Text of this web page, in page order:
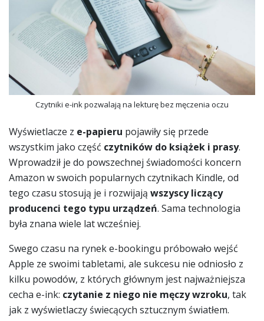
Czytniki e-ink pozwalają na lekturę bez męczenia oczu
Wyświetlacze z e-papieru pojawiły się przede
wszystkim jako część czytników do książek i prasy.
Wprowadził je do powszechnej świadomości koncern
Amazon w swoich popularnych czytnikach Kindle, od
tego czasu stosują je i rozwijają wszyscy liczący
producenci tego typu urządzeń. Sama technologia
była znana wiele lat wcześniej.
Swego czasu na rynek e-bookingu próbowało wejść
Apple ze swoimi tabletami, ale sukcesu nie odniosło z
kilku powodów, z których głównym jest najważniejsza
cecha e-ink: czytanie z niego nie męczy wzroku, tak
jak z wyświetlaczy świecących sztucznym światłem.